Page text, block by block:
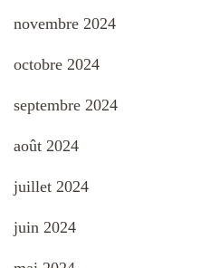
novembre 2024
octobre 2024
septembre 2024
août 2024
juillet 2024
juin 2024